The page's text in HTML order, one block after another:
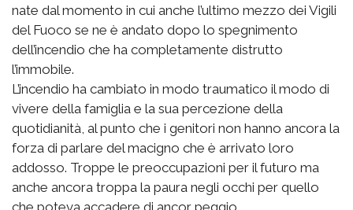
nate dal momento in cui anche l’ultimo mezzo dei Vigili
del Fuoco se ne è andato dopo lo spegnimento
dell’incendio che ha completamente distrutto
l’immobile.
L’incendio ha cambiato in modo traumatico il modo di
vivere della famiglia e la sua percezione della
quotidianità, al punto che i genitori non hanno ancora la
forza di parlare del macigno che è arrivato loro
addosso. Troppe le preoccupazioni per il futuro ma
anche ancora troppa la paura negli occhi per quello